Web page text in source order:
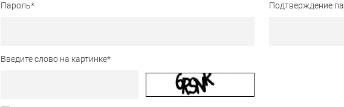
Пароль* Подтверждение
Введите слово на картинке*